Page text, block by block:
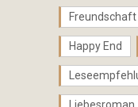
Freundschaft
Happy End